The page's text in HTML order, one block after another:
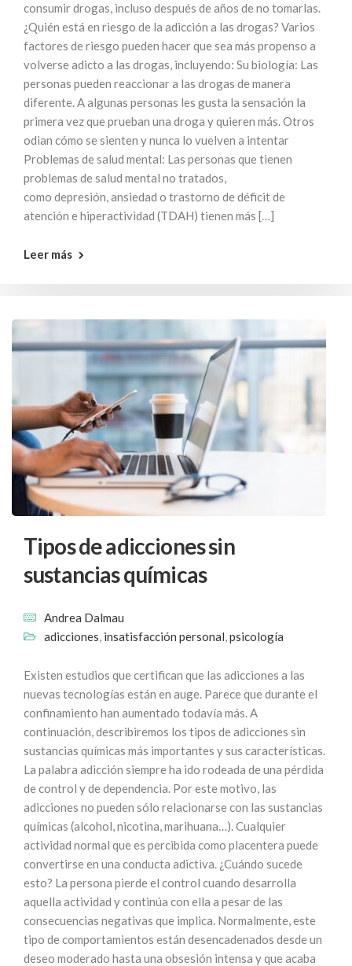
consumir drogas, incluso después de años de no tomarlas.
¿Quién está en riesgo de la adicción a las drogas? Varios
factores de riesgo pueden hacer que sea más propenso a
volverse adicto a las drogas, incluyendo: Su biología: Las
personas pueden reaccionar a las drogas de manera
diferente. A algunas personas les gusta la sensación la
primera vez que prueban una droga y quieren más. Otros
odian cómo se sienten y nunca lo vuelven a intentar
Problemas de salud mental: Las personas que tienen
problemas de salud mental no tratados,
como depresión, ansiedad o trastorno de déficit de
atención e hiperactividad (TDAH) tienen más […]
Leer más
Tipos de adicciones sin
sustancias químicas
Andrea Dalmau
adicciones, insatisfacción personal,psicología
Existen estudios que certifican que las adicciones a las
nuevas tecnologías están en auge. Parece que durante el
confinamiento han aumentado todavía más. A
continuación, describiremos los tipos de adicciones sin
sustancias químicas más importantes y sus características.
La palabra adicción siempre ha ido rodeada de una pérdida
de control y de dependencia. Por este motivo, las
adicciones no pueden sólo relacionarse con las sustancias
químicas (alcohol, nicotina, marihuana…). Cualquier
actividad normal que es percibida como placentera puede
convertirse en una conducta adictiva. ¿Cuándo sucede
esto? La persona pierde el control cuando desarrolla
aquella actividad y continúa con ella a pesar de las
consecuencias negativas que implica. Normalmente, este
tipo de comportamientos están desencadenados desde un
deseo moderado hasta una obsesión intensa y que acaba